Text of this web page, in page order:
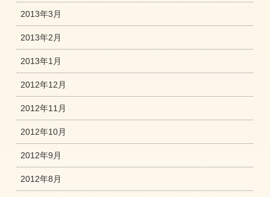
2013年3月
2013年2月
2013年1月
2012年12月
2012年11月
2012年10月
2012年9月
2012年8月